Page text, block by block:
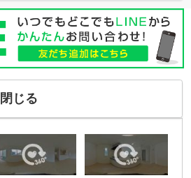
じる